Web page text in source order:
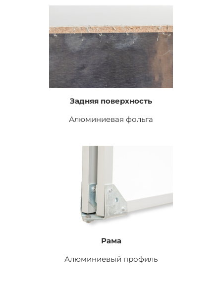
Задняя поверхность
Алюминиевая фольга
Рама
Алюминиевый профиль